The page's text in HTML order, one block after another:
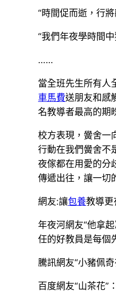
“時間促而逝，行
“我們年夜學時間
……
當全班先生所有人
車馬費送朋友和感
名教導者最高的期
校方表現，黌舍一
行動在我們黌舍不
夜傢都在用愛的分
傳遞出往，讓一切
網友:讓包養教導更
年夜河網友“他拿
任的好教員是每個
騰訊網友“小豬佩
百度網友“山茶花”